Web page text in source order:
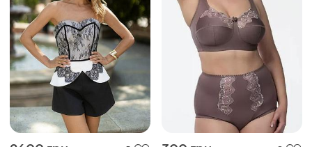
2600 грн
Шикарний корсет
ХS и еще
300 грн 8
350 грн -15%
Высокие женские трусики
с эффектом утяжки glora
латвияи еще 1